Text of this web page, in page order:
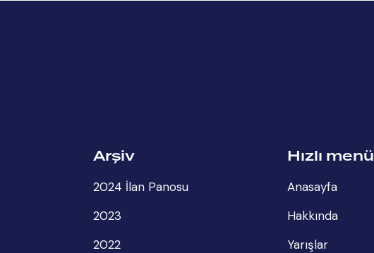
Arşiv
2024 İlan Panosu
2023
2022
Hızlı menü
Anasayfa
Hakkında
Yarışlar